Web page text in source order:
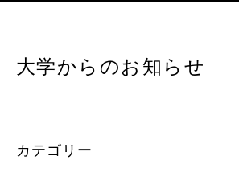
大学からのお知らせ
カテゴリー